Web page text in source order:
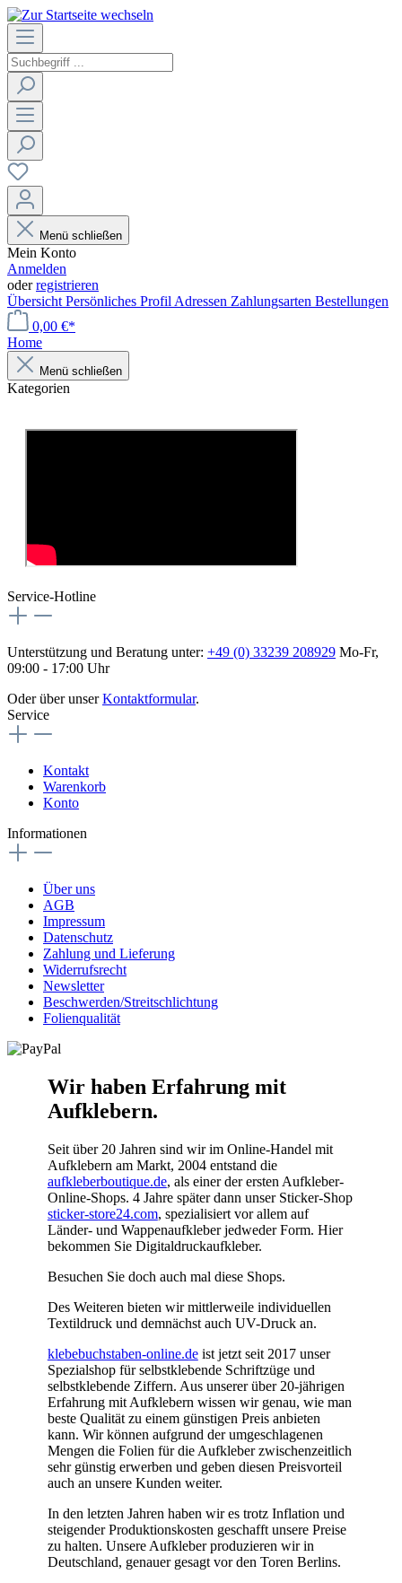
Menü schließen
Mein Konto
Anmelden
oderregistrieren
Übersicht Persönliches Profil Adressen Zahlungsarten Bestellungen
0,00 €*
Home
Menü schließen
Kategorien
Service-Hotline
Unterstützung und Beratung unter: +49 (0) 33239 208929 Mo-Fr,
09:00 - 17:00 Uhr
Oder über unserKontaktformular.
Service
Kontakt
Warenkorb
Konto
Informationen
Über uns
AGB
Impressum
Datenschutz
Zahlung und Lieferung
Widerrufsrecht
Newsletter
Beschwerden/Streitschlichtung
Folienqualität
Wir haben Erfahrung mit
Aufklebern.
Seit über 20 Jahren sind wir im Online-Handel mit
Aufklebern am Markt, 2004 entstand die
aufkleberboutique.de, als einer der ersten Aufkleber-
Online-Shops. 4 Jahre später dann unser Sticker-Shop
sticker-store24.com, spezialisiert vor allem auf
Länder- und Wappenaufkleber jedweder Form. Hier
bekommen Sie Digitaldruckaufkleber.
Besuchen Sie doch auch mal diese Shops.
Des Weiteren bieten wir mittlerweile individuellen
Textildruck und demnächst auch UV-Druck an.
klebebuchstaben-online.deist jetzt seit 2017 unser
Spezialshop für selbstklebende Schriftzüge und
selbstklebende Ziffern. Aus unserer über 20-jährigen
Erfahrung mit Aufklebern wissen wir genau, wie man
beste Qualität zu einem günstigen Preis anbieten
kann. Wir können aufgrund der umgeschlagenen
Mengen die Folien für die Aufkleber zwischenzeitlich
sehr günstig erwerben und geben diesen Preisvorteil
auch an unsere Kunden weiter.
In den letzten Jahren haben wir es trotz Inflation und
steigender Produktionskosten geschafft unsere Preise
zu halten. Unsere Aufkleber produzieren wir in
Deutschland, genauer gesagt vor den Toren Berlins.